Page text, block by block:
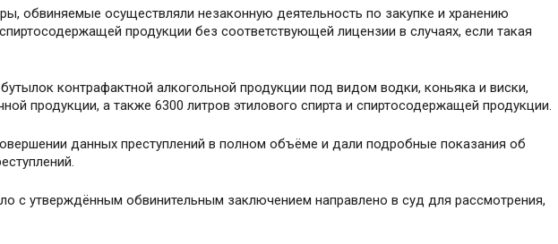
обвиняемые осуществляли незаконную деятельность по закупке и хранению
продукции без соответствующей лицензии в случаях, если такая
контрафактной алкогольной продукции под видом водки, коньяка и виски,
продукции, а также 6300 литров этилового спирта и спиртосодержащей продукции.
данных преступлений в полном объёме и дали подробные показания об
с утверждённым обвинительным заключением направлено в суд для рассмотрения,